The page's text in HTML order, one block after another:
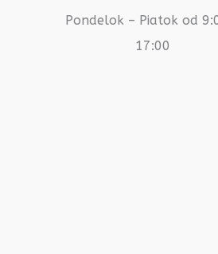
Pondelok – Piatok od
17:00